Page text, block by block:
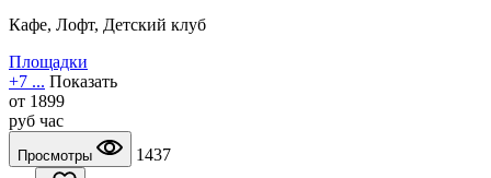
Кафе, Лофт, Детский клуб
Площадки
+7 ... Показать
от 1899
руб час
Просмотры
1437